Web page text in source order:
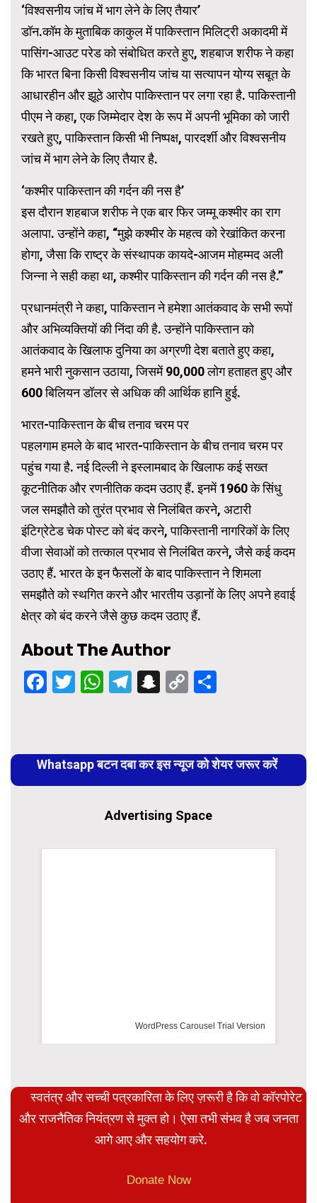
‘विश्वसनीय जांच में भाग लेने के लिए तैयार’
डॉन.कॉम के मुताबिक काकुल में पाकिस्तान मिलिट्री अकादमी में
पासिंग-आउट परेड को संबोधित करते हुए, शहबाज शरीफ ने कहा
कि भारत बिना किसी विश्वसनीय जांच या सत्यापन योग्य सबूत के
आधारहीन और झूठे आरोप पाकिस्तान पर लगा रहा है. पाकिस्तानी
पीएम ने कहा, एक जिम्मेदार देश के रूप में अपनी भूमिका को जारी
रखते हुए, पाकिस्तान किसी भी निष्पक्ष, पारदर्शी और विश्वसनीय
जांच में भाग लेने के लिए तैयार है.
‘कश्मीर पाकिस्तान की गर्दन की नस है’
इस दौरान शहबाज शरीफ ने एक बार फिर जम्मू कश्मीर का राग
अलापा. उन्होंने कहा, “मुझे कश्मीर के महत्व को रेखांकित करना
होगा, जैसा कि राष्ट्र के संस्थापक कायदे-आजम मोहम्मद अली
जिन्ना ने सही कहा था, कश्मीर पाकिस्तान की गर्दन की नस है.”
प्रधानमंत्री ने कहा, पाकिस्तान ने हमेशा आतंकवाद के सभी रूपों
और अभिव्यक्तियों की निंदा की है. उन्होंने पाकिस्तान को
आतंकवाद के खिलाफ दुनिया का अग्रणी देश बताते हुए कहा,
हमने भारी नुकसान उठाया, जिसमें 90,000 लोग हताहत हुए और
600 बिलियन डॉलर से अधिक की आर्थिक हानि हुई.
भारत-पाकिस्तान के बीच तनाव चरम पर
पहलगाम हमले के बाद भारत-पाकिस्तान के बीच तनाव चरम पर
पहुंच गया है. नई दिल्ली ने इस्लामबाद के खिलाफ कई सख्त
कूटनीतिक और रणनीतिक कदम उठाए हैं. इनमें 1960 के सिंधु
जल समझौते को तुरंत प्रभाव से निलंबित करने, अटारी
इंटिग्रेटेड चेक पोस्ट को बंद करने, पाकिस्तानी नागरिकों के लिए
वीजा सेवाओं को तत्काल प्रभाव से निलंबित करने, जैसे कई कदम
उठाए हैं. भारत के इन फैसलों के बाद पाकिस्तान ने शिमला
समझौते को स्थगित करने और भारतीय उड़ानों के लिए अपने हवाई
क्षेत्र को बंद करने जैसे कुछ कदम उठाए हैं.
About The Author
Facebook
Twitter
WhatsApp
Telegram
Snapchat
Copy
Reading
Whatsapp बटन दबा कर इस न्यूज को शेयर जरूर करें
Advertising Space
स्वतंत्र और सच्ची पत्रकारिता के लिए ज़रूरी है कि वो कॉरपोरेट
और राजनैतिक नियंत्रण से मुक्त हो। ऐसा तभी संभव है जब जनता
आगे आए और सहयोग करे.
Donate Now